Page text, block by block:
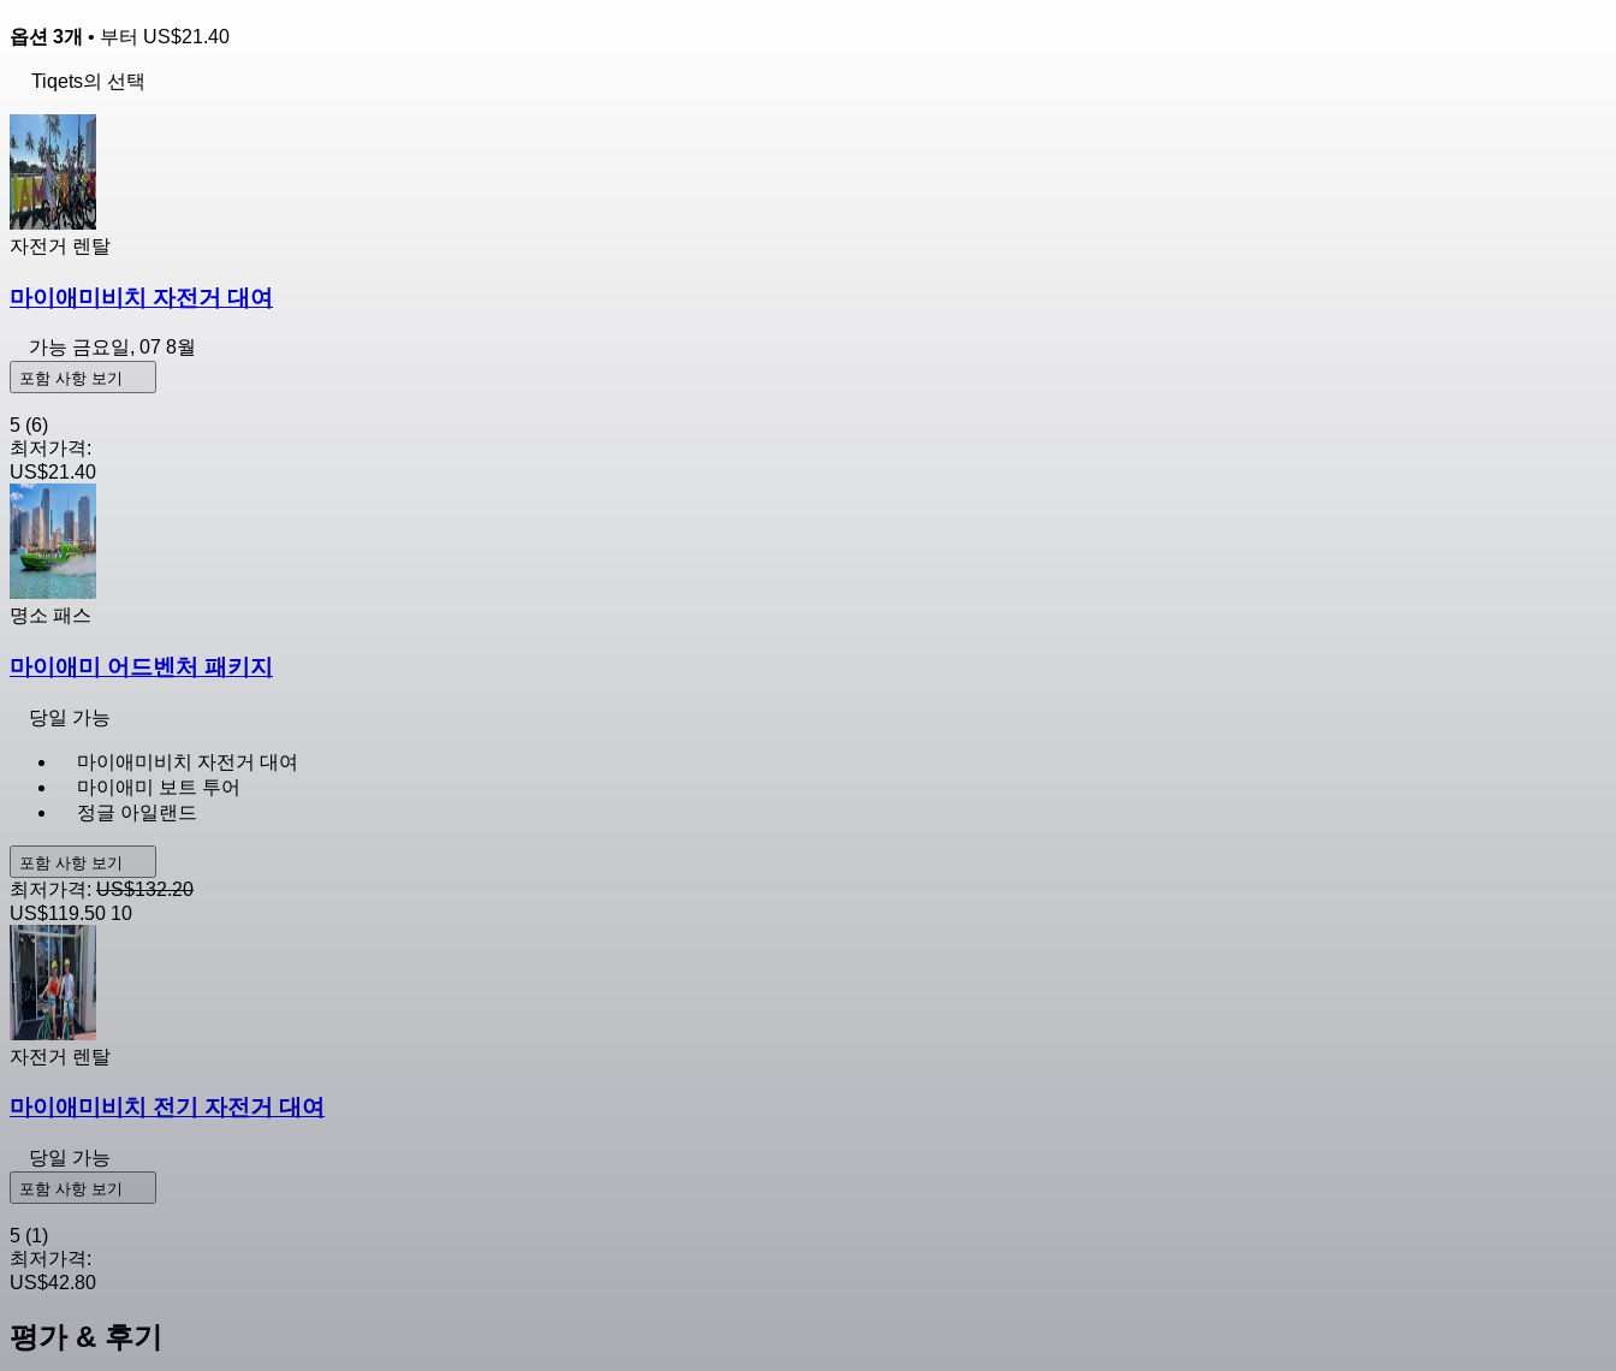
옵션 3개 • 부터 US$21.40
Tiqets의 선택
자전거 렌탈
마이애미비치 자전거 대여
가능 금요일, 07 8월
포함 사항 보기
5 (6)
최저가격:
US$21.40
명소 패스
마이애미 어드벤처 패키지
당일 가능
마이애미비치 자전거 대여
마이애미 보트 투어
정글 아일랜드
포함 사항 보기
최저가격: US$132.20
US$119.50 10
자전거 렌탈
마이애미비치 전기 자전거 대여
당일 가능
포함 사항 보기
5 (1)
최저가격:
US$42.80
평가 & 후기